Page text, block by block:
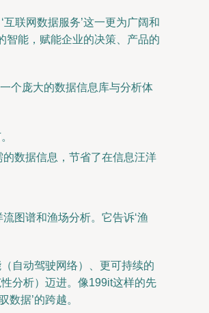
联网数据服务’这一更为广阔和
智能，赋能企业的决策、产品的
个庞大的数据信息库与分析体
数据信息，节省了在信息汪洋
图谱和渔场分析。它告诉‘渔
自动驾驶网络）、更可持续的
分析）迈进。像199it这样的先
据’的跨越。